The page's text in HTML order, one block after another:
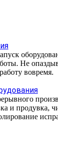
Не
вовремя.
и продувка,